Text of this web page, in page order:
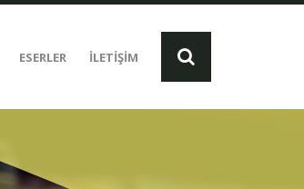
ESERLER İLETİŞİM